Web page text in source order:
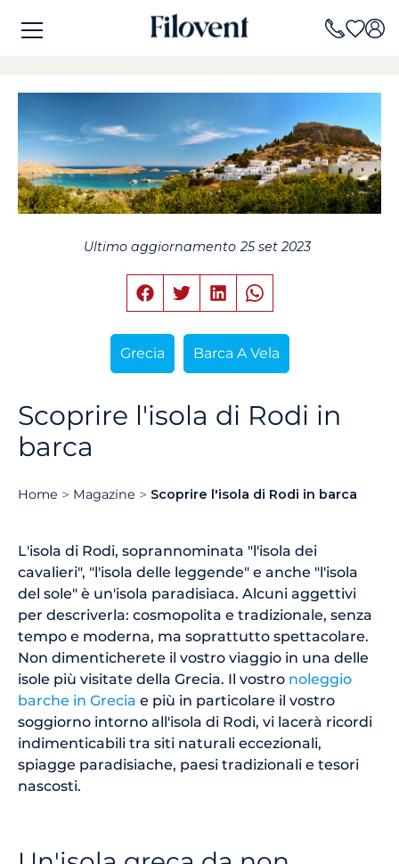
Ultimo aggiornamento 25 set 2023
Grecia Barca A Vela
Scoprire l'isola di Rodi in
barca
Home Magazine Scoprire l'isola di Rodi in barca
L'isola di Rodi, soprannominata "l'isola dei
cavalieri", "l'isola delle leggende" e anche "l'isola
del sole" è un'isola paradisiaca. Alcuni aggettivi
per descriverla: cosmopolita e tradizionale, senza
tempo e moderna, ma soprattutto spettacolare.
Non dimenticherete il vostro viaggio in una delle
isole più visitate della Grecia. Il vostro noleggio
barche in Grecia e più in particolare il vostro
soggiorno intorno all'isola di Rodi, vi lacerà ricordi
indimenticabili tra siti naturali eccezionali,
spiagge paradisiache, paesi tradizionali e tesori
nascosti.